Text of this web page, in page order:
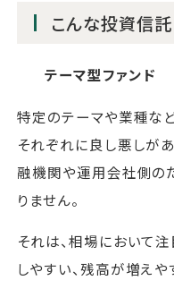
こんな投資信
テーマ型ファンド
特定のテーマや業種な
それぞれに良し悪しが
融機関や運用会社側の
りません。
それは、相場において
しやすい、残高が増えや